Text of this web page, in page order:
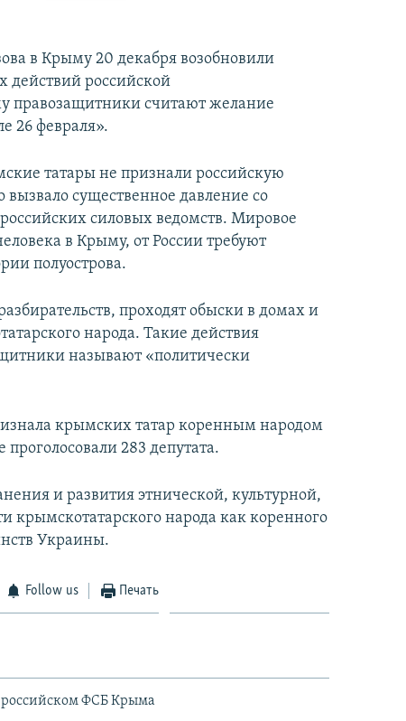
в Крыму 20 декабря возобновили
действий российской
правозащитники считают желание
26 февраля».
татары не признали российскую
вызвало существенное давление со
силовых ведомств. Мировое
в Крыму, от России требуют
полуострова.
проходят обыски в домах и
народа. Такие действия
называют «политически
крымских татар коренным народом
283 депутата.
и развития этнической, культурной,
крымскотатарского народа как коренного
Украины.
Follow us Печать
российском ФСБ Крыма